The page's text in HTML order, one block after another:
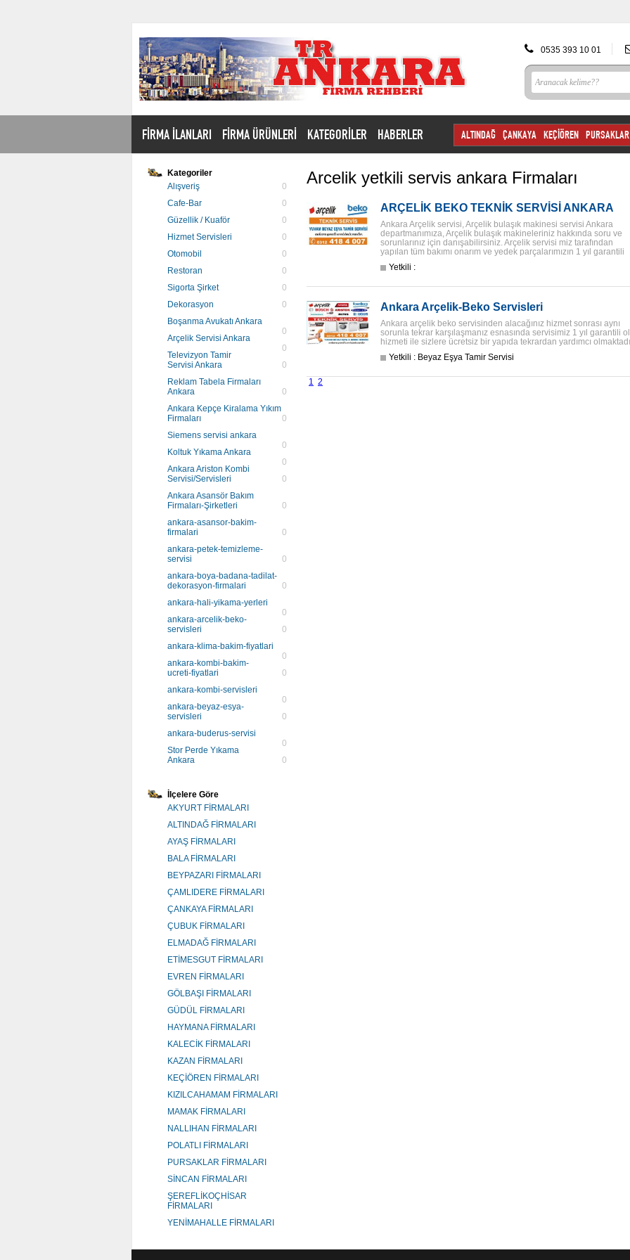
0535 393 10 01
ALTINDAĞ ÇANKAYA KEÇİÖREN PURSAKLAR
FİRMA İLANLARI FİRMA ÜRÜNLERİ KATEGORİLER HABERLER
Kategoriler
Alışveriş
0
Cafe-Bar
0
Güzellik / Kuaför
0
Hizmet Servisleri
0
Otomobil
0
Restoran
0
Sigorta Şirket
0
Dekorasyon
0
Boşanma Avukatı Ankara
0
Arçelik Servisi Ankara
0
Televizyon Tamir
Servisi Ankara
0
Reklam Tabela Firmaları
Ankara
0
Ankara Kepçe Kiralama Yıkım
Firmaları
0
Siemens servisi ankara
0
Koltuk Yıkama Ankara
0
Ankara Ariston Kombi
Servisi/Servisleri
0
Ankara Asansör Bakım
Firmaları-Şirketleri
0
ankara-asansor-bakim-
firmalari
0
ankara-petek-temizleme-
servisi
0
ankara-boya-badana-tadilat-
dekorasyon-firmalari
0
ankara-hali-yikama-yerleri
0
ankara-arcelik-beko-
servisleri
0
ankara-klima-bakim-fiyatlari
0
ankara-kombi-bakim-
ucreti-fiyatlari
0
ankara-kombi-servisleri
0
ankara-beyaz-esya-
servisleri
0
ankara-buderus-servisi
0
Stor Perde Yıkama
Ankara
0
İlçelere Göre
AKYURT FİRMALARI
ALTINDAĞ FİRMALARI
AYAŞ FİRMALARI
BALA FİRMALARI
BEYPAZARI FİRMALARI
ÇAMLIDERE FİRMALARI
ÇANKAYA FİRMALARI
ÇUBUK FİRMALARI
ELMADAĞ FİRMALARI
ETİMESGUT FİRMALARI
EVREN FİRMALARI
GÖLBAŞI FİRMALARI
GÜDÜL FİRMALARI
HAYMANA FİRMALARI
KALECİK FİRMALARI
KAZAN FİRMALARI
KEÇİÖREN FİRMALARI
KIZILCAHAMAM FİRMALARI
MAMAK FİRMALARI
NALLIHAN FİRMALARI
POLATLI FİRMALARI
PURSAKLAR FİRMALARI
SİNCAN FİRMALARI
ŞEREFLİKOÇHİSAR
FİRMALARI
YENİMAHALLE FİRMALARI
Arcelik yetkili servis ankara Firmaları
ARÇELİK BEKO TEKNİK SERVİSİ ANKARA
Ankara Arçelik servisi, Arçelik bulaşık makinesi servisi Ankara
departmanımıza, Arçelik bulaşık makineleriniz hakkında soru ve
sorunlarınız için danışabilirsiniz. Arçelik servisi miz tarafından
yapılan tüm bakımı onarım ve yedek parçalarımızın 1 yıl garantili
Yetkili :
Ankara Arçelik-Beko Servisleri
Ankara arçelik beko servisinden alacağınız hizmet sonrası aynı
sorunla tekrar karşılaşmanız esnasında servisimiz 1 yıl garantili
hizmeti ile sizlere ücretsiz bir yapıda tekrardan yardımcı
Yetkili : Beyaz Eşya Tamir Servisi
1 2